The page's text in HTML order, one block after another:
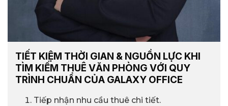
TIẾT KIỆM THỜI GIAN & NGUỒN LỰC KHI
TÌM KIẾM THUÊ VĂN PHÒNG VỚI QUY
TRÌNH CHUẨN CỦA GALAXY OFFICE
Tiếp nhận nhu cầu thuê chi tiết.